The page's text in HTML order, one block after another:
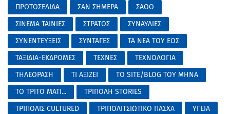
ΠΡΩΤΟΣΕΛΙΔΑ
ΣΑΝ ΣΗΜΕΡΑ
ΣΑΟΟ
ΣΙΝΕΜΑ ΤΑΙΝΙΕΣ
ΣΤΡΑΤΟΣ
ΣΥΝΑΥΛΙΕΣ
ΣΥΝΕΝΤΕΥΞΕΙΣ
ΣΥΝΤΑΓΕΣ
ΤΑ ΝΕΑ ΤΟΥ ΕΟΣ
ΤΑΞΙΔΙΑ-ΕΚΔΡΟΜΕΣ
ΤΕΧΝΕΣ
ΤΕΧΝΟΛΟΓΙΑ
ΤΗΛΕΟΡΑΣΗ
ΤΙ ΑΞΙΖΕΙ
ΤΟ SITE/BLOG ΤΟΥ ΜΗΝΑ
ΤΟ ΤΡΙΤΟ ΜΑΤΙ...
ΤΡΙΠΟΛΗ STORIES
ΤΡΙΠΟΛΙΣ CULTURED
ΤΡΙΠΟΛΙΤΣΙΩΤΙΚΟ ΠΑΣΧΑ
ΥΓΕΙΑ